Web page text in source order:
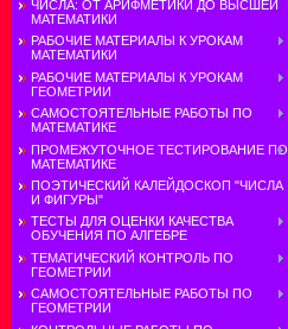
ЧИСЛА: ОТ АРИФМЕТИКИ ДО ВЫСШЕЙ
МАТЕМАТИКИ
РАБОЧИЕ МАТЕРИАЛЫ К УРОКАМ
МАТЕМАТИКИ
РАБОЧИЕ МАТЕРИАЛЫ К УРОКАМ
ГЕОМЕТРИИ
САМОСТОЯТЕЛЬНЫЕ РАБОТЫ ПО
МАТЕМАТИКЕ
ПРОМЕЖУТОЧНОЕ ТЕСТИРОВАНИЕ ПО
МАТЕМАТИКЕ
ПОЭТИЧЕСКИЙ КАЛЕЙДОСКОП "ЧИСЛА
И ФИГУРЫ"
ТЕСТЫ ДЛЯ ОЦЕНКИ КАЧЕСТВА
ОБУЧЕНИЯ ПО АЛГЕБРЕ
ТЕМАТИЧЕСКИЙ КОНТРОЛЬ ПО
ГЕОМЕТРИИ
САМОСТОЯТЕЛЬНЫЕ РАБОТЫ ПО
ГЕОМЕТРИИ